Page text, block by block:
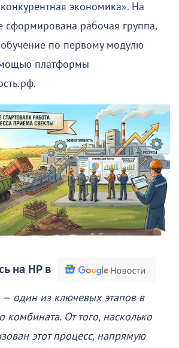
экономика». На
сформирована рабочая группа,
по первому модулю
платформы
на НР в
один из ключевых этапов в
комбината. От того, насколько
этот процесс, напрямую